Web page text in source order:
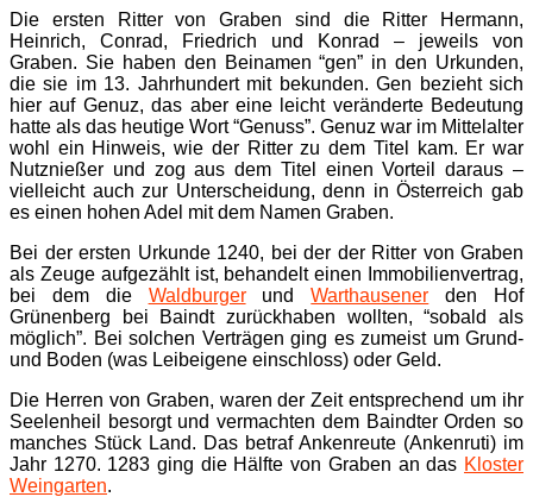
Die ersten Ritter von Graben sind die Ritter Hermann,
Heinrich, Conrad, Friedrich und Konrad – jeweils von
Graben. Sie haben den Beinamen “gen” in den Urkunden,
die sie im 13. Jahrhundert mit bekunden. Gen bezieht sich
hier auf Genuz, das aber eine leicht veränderte Bedeutung
hatte als das heutige Wort “Genuss”. Genuz war im Mittelalter
wohl ein Hinweis, wie der Ritter zu dem Titel kam. Er war
Nutznießer und zog aus dem Titel einen Vorteil daraus –
vielleicht auch zur Unterscheidung, denn in Österreich gab
es einen hohen Adel mit dem Namen Graben.
Bei der ersten Urkunde 1240, bei der der Ritter von Graben
als Zeuge aufgezählt ist, behandelt einen Immobilienvertrag,
bei dem die WaldburgerundWarthausener den Hof
Grünenberg bei Baindt zurückhaben wollten, “sobald als
möglich”. Bei solchen Verträgen ging es zumeist um Grund-
und Boden (was Leibeigene einschloss) oder Geld.
Die Herren von Graben, waren der Zeit entsprechend um ihr
Seelenheil besorgt und vermachten dem Baindter Orden so
manches Stück Land. Das betraf Ankenreute (Ankenruti) im
Jahr 1270. 1283 ging die Hälfte von Graben an das Kloster
Weingarten.